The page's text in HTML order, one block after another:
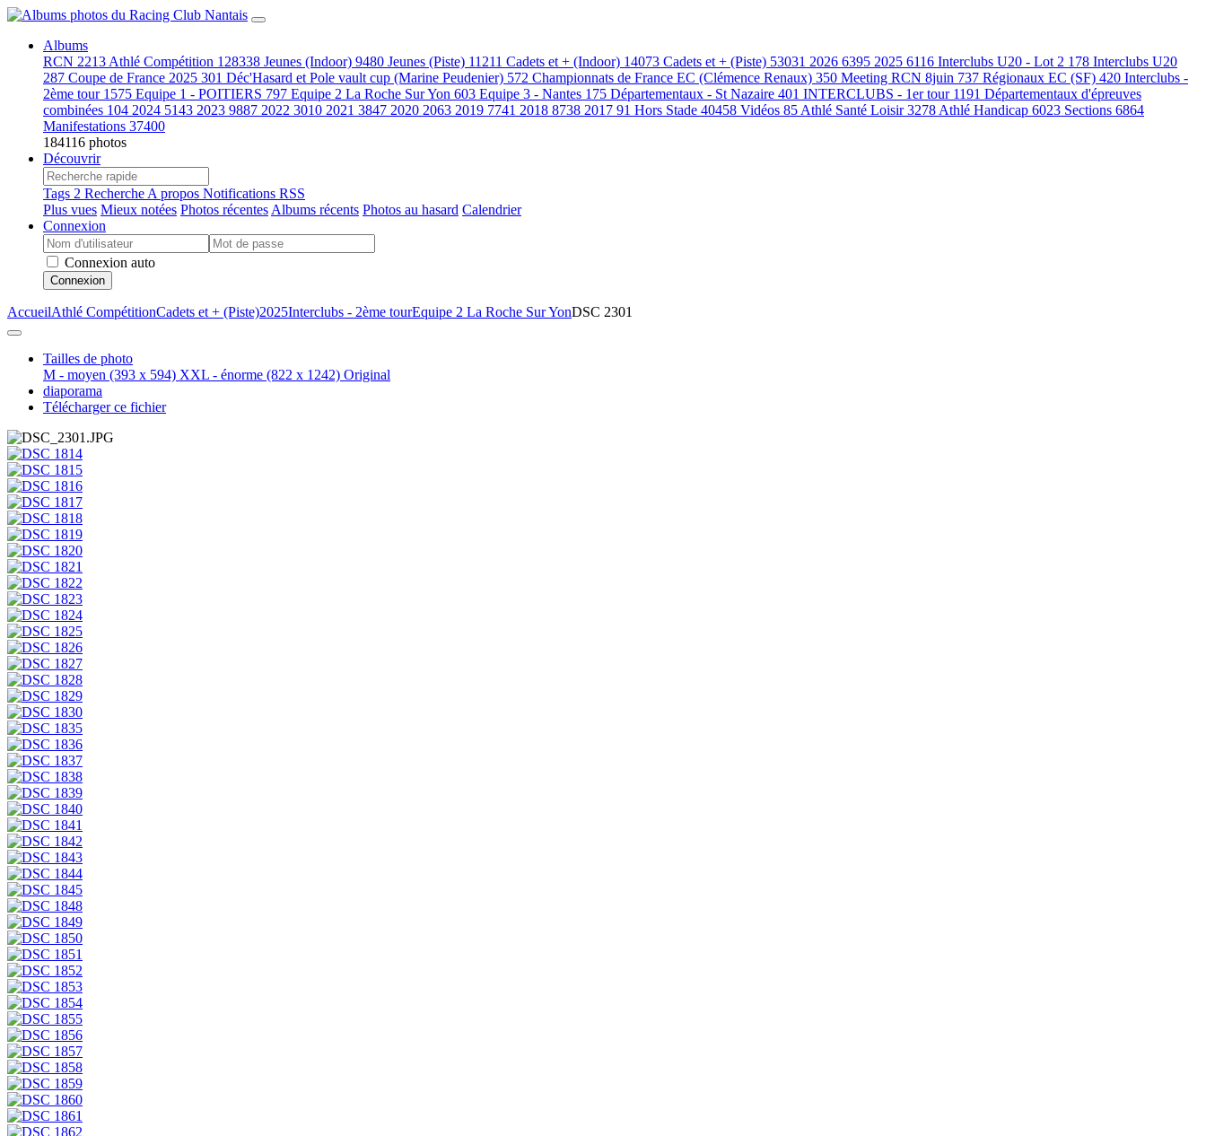
Albums
RCN 2213 Athlé Compétition 128338 Jeunes (Indoor) 9480 Jeunes (Piste) 11211 Cadets et + (Indoor) 14073 Cadets et + (Piste) 53031 2026 6395 2025 6116 Interclubs U20 - Lot 2 178 Interclubs U20
287 Coupe de France 2025 301 Déc'Hasard et Pole vault cup (Marine Peudenier) 572 Championnats de France EC (Clémence Renaux) 350 Meeting RCN 8juin 737 Régionaux EC (SF) 420 Interclubs -
2ème tour 1575 Equipe 1 - POITIERS 797 Equipe 2 La Roche Sur Yon 603 Equipe 3 - Nantes 175 Départementaux - St Nazaire 401 INTERCLUBS - 1er tour 1191 Départementaux d'épreuves
combinées 104 2024 5143 2023 9887 2022 3010 2021 3847 2020 2063 2019 7741 2018 8738 2017 91 Hors Stade 40458 Vidéos 85 Athlé Santé Loisir3278 Athlé Handicap 6023 Sections 6864
Manifestations 37400
184116 photos
Découvrir
Tags 2 Recherche A propos Notifications RSS
Plus vues Mieux notées Photos récentes Albums récents Photos au hasard Calendrier
Connexion
Connexion auto
Connexion
AccueilAthlé CompétitionCadets et + (Piste)2025Interclubs - 2ème tourEquipe 2 La Roche Sur YonDSC 2301
Tailles de photo
M - moyen (393 x 594) XXL - énorme (822 x 1242) Original
diaporama
Télécharger ce fichier